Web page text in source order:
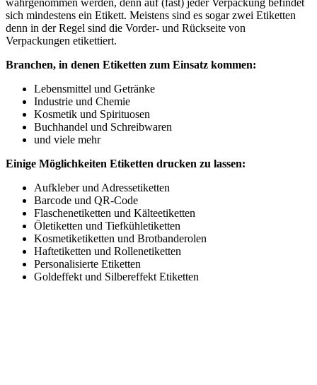
wahrgenommen werden, denn auf (fast) jeder Verpackung befindet
sich mindestens ein Etikett. Meistens sind es sogar zwei Etiketten
denn in der Regel sind die Vorder- und Rückseite von
Verpackungen etikettiert.
Branchen, in denen Etiketten zum Einsatz kommen:
Lebensmittel und Getränke
Industrie und Chemie
Kosmetik und Spirituosen
Buchhandel und Schreibwaren
und viele mehr
Einige Möglichkeiten Etiketten drucken zu lassen:
Aufkleber und Adressetiketten
Barcode und QR-Code
Flaschenetiketten und Kälteetiketten
Öletiketten und Tiefkühletiketten
Kosmetiketiketten und Brotbanderolen
Haftetiketten und Rollenetiketten
Personalisierte Etiketten
Goldeffekt und Silbereffekt Etiketten